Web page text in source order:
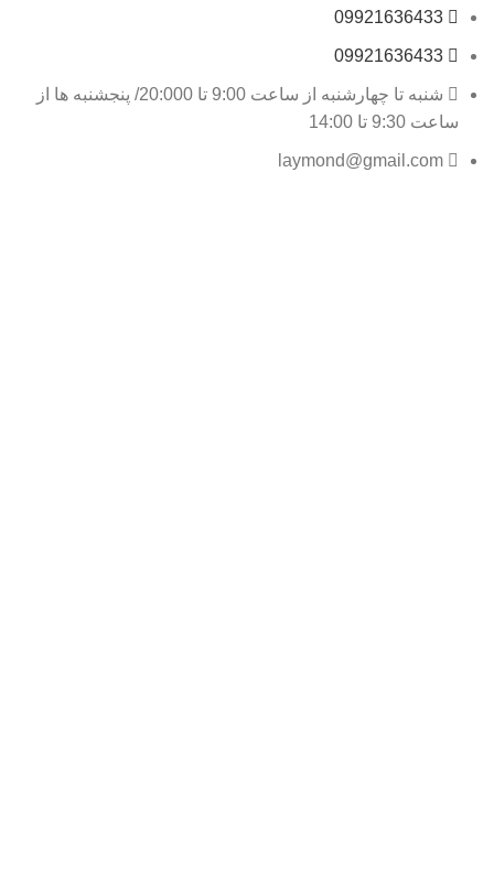
09921636433
09921636433
شنبه تا چهارشنبه از ساعت 9:00 تا 20:000/ پنجشنبه ها از
ساعت 9:30 تا 14:00
laymond@gmail.com